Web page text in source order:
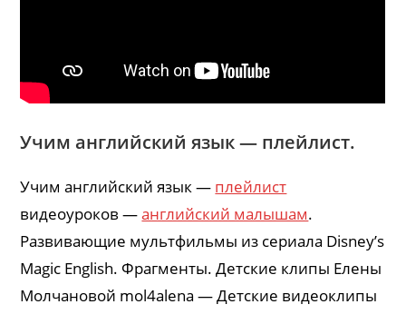
Учим английский язык — плейлист.
Учим английский язык — плейлист
видеоуроков —английский малышам.
Развивающие мультфильмы из сериала Disney’s
Magic English. Фрагменты. Детские клипы Елены
Молчановой mol4alena — Детские видеоклипы